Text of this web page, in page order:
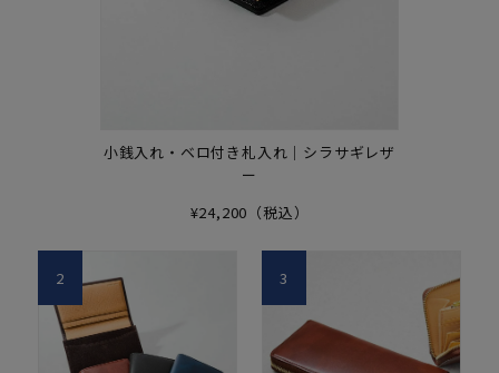
小銭入れ・ベロ付き札入れ｜シラサギレザ
ー
¥24,200（税込）
2 3